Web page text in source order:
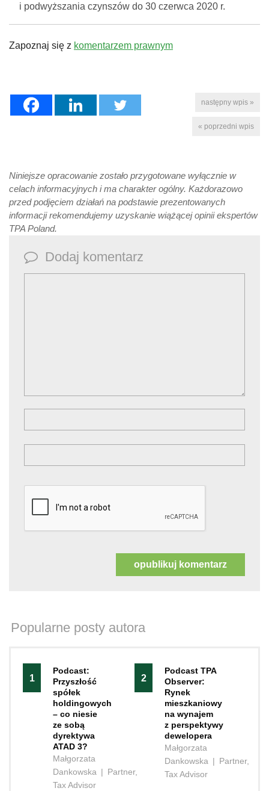
i podwyższania czynszów do 30 czerwca 2020 r.
Zapoznaj się z komentarzem prawnym
następny wpis »
« poprzedni wpis
Niniejsze opracowanie zostało przygotowane wyłącznie w
celach informacyjnych i ma charakter ogólny. Każdorazowo
przed podjęciem działań na podstawie prezentowanych
informacji rekomendujemy uzyskanie wiążącej opinii ekspertów
TPA Poland.
Dodaj komentarz
Popularne posty autora
1
Podcast:
Przyszłość
spółek
holdingowych
– co niesie
ze sobą
dyrektywa
ATAD 3?
Małgorzata
Dankowska | Partner,
Tax Advisor
2
Podcast TPA
Observer:
Rynek
mieszkaniowy
na wynajem
z perspektywy
dewelopera
Małgorzata
Dankowska | Partner,
Tax Advisor